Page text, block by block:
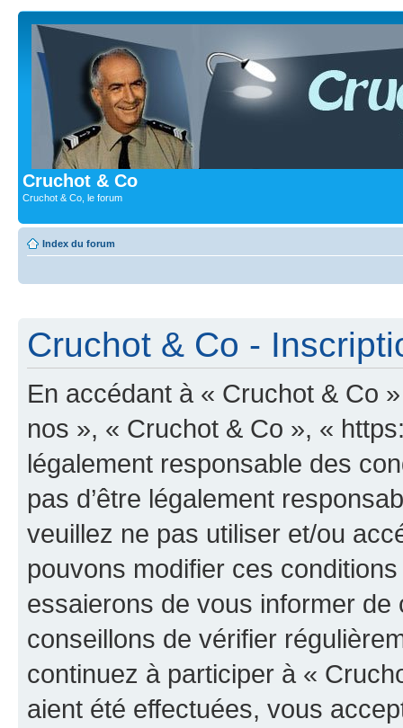
Cruchot & Co
Cruchot & Co, le forum
Index du forum
Cruchot & Co -
En accédant à « Cruchot & Co
nos », « Cruchot & Co », «
légalement responsable des
pas d’être légalement
veuillez ne pas utiliser et/ou
pouvons modifier ces
essaierons de vous informer
conseillons de vérifier
continuez à participer à «
aient été effectuées, vous